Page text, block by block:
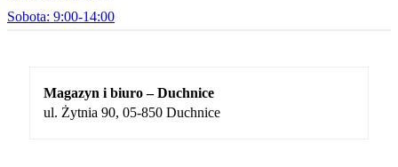
Sobota: 9:00-14:00
Magazyn i biuro – Duchnice
ul. Żytnia 90, 05-850 Duchnice